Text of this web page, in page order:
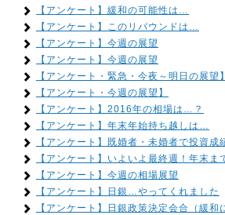
【アンケート】緩和の可能性は…
【アンケート】このリバウンドは…
【アンケート】今週の展望
【アンケート】今週の展望
【アンケート・緊急・今夜～明日の展望】
【アンケート・今週の展望】
【アンケート】2016年の相場は…？
【アンケート】年末年始持ち越しは…
【アンケート】既婚者・未婚者で投資成
【アンケート】いよいよ最終週！年末ま
【アンケート】今週の相場展望
【アンケート】日銀…やってくれました
【アンケート】日銀政策決定会合（緩和